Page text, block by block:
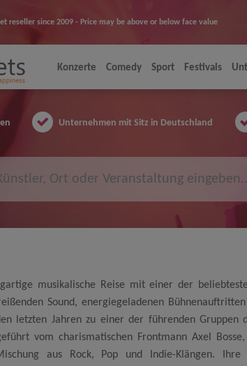
reseller since 2009 - Price may be above or below face value
Konzerte Comedy Sport Festivals
Unternehmen mit Sitz in Deutschland
musikalische Reise mit einer der
Sound, energiegeladenen
letzten Jahren zu einer der führenden Gruppen
vom charismatischen Frontmann Axel
aus Rock, Pop und Indie-Klängen. Ihre